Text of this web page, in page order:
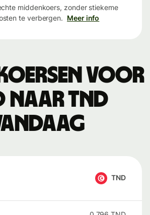
middenkoers, zonder stiekeme
te verbergen. Meer info
voor
naar TND
TND